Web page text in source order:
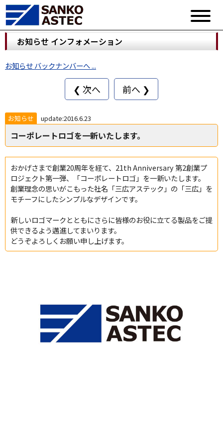
お知らせ インフォメーション
お知らせ バックナンバーへ ...
❮ 次へ 前へ ❯
お知らせ update:2016.6.23
コーポレートロゴを一新いたします。
おかげさまで創業20周年を経て、21th Anniversary 第2創業プ
ロジェクト第一弾、「コーポレートロゴ」を一新いたします。
創業理念の思いがこもった社名「三広アステック」の「三広」を
モチーフにしたシンプルなデザインです。
新しいロゴマークとともにさらに皆様のお役に立てる製品をご提
供できるよう邁進してまいります。
どうぞよろしくお願い申し上げます。